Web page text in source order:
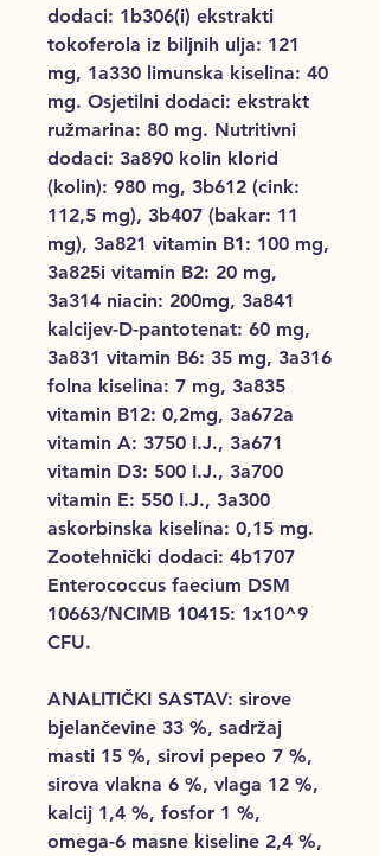
dodaci: 1b306(i) ekstrakti
tokoferola iz biljnih ulja: 121
mg, 1a330 limunska kiselina: 40
mg. Osjetilni dodaci: ekstrakt
ružmarina: 80 mg. Nutritivni
dodaci: 3a890 kolin klorid
(kolin): 980 mg, 3b612 (cink:
112,5 mg), 3b407 (bakar: 11
mg), 3a821 vitamin B1: 100 mg,
3a825i vitamin B2: 20 mg,
3a314 niacin: 200mg, 3a841
kalcijev-D-pantotenat: 60 mg,
3a831 vitamin B6: 35 mg, 3a316
folna kiselina: 7 mg, 3a835
vitamin B12: 0,2mg, 3a672a
vitamin A: 3750 I.J., 3a671
vitamin D3: 500 I.J., 3a700
vitamin E: 550 I.J., 3a300
askorbinska kiselina: 0,15 mg.
Zootehnički dodaci: 4b1707
Enterococcus faecium DSM
10663/NCIMB 10415: 1x10^9
CFU.
ANALITIČKI SASTAV: sirove
bjelančevine 33 %, sadržaj
masti 15 %, sirovi pepeo 7 %,
sirova vlakna 6 %, vlaga 12 %,
kalcij 1,4 %, fosfor 1 %,
omega-6 masne kiseline 2,4 %,